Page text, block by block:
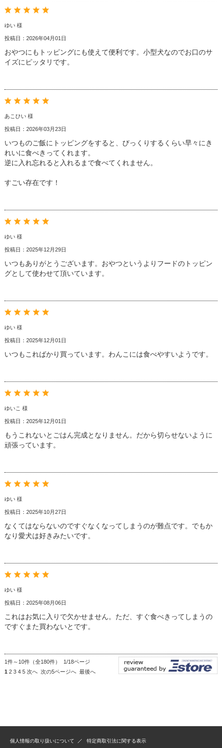
ゆい 様
投稿日：2026年04月01日
おやつにもトッピングにも使えて便利です。小型犬なのでお口のサ
イズにピッタリです。
あこひい 様
投稿日：2026年03月23日
いつものご飯にトッピングをすると、びっくりするくらい早々にき
れいに食べきってくれます。
逆に入れ忘れると入れるまで食べてくれません。
すごい存在です！
ゆい 様
投稿日：2025年12月29日
いつもありがとうございます。おやつというよりフードのトッピン
グとして使わせて頂いています。
ゆい 様
投稿日：2025年12月01日
いつもこればかり買っています。わんこには食べやすいようです。
ゆいこ 様
投稿日：2025年12月01日
もうこれないとごはん完成となりません。だから切らせないように
頑張っています。
ゆい 様
投稿日：2025年10月27日
なくてはならないのですぐなくなってしまうのが難点です。でもか
なり愛犬は好きみたいです。
ゆい 様
投稿日：2025年08月06日
これはお気に入りで欠かせません。ただ、すぐ食べきってしまうの
ですぐまた買わないとです。
1件～10件（全180件） 1/18ページ
1 2 3 4 5 次へ 次の5ページへ 最後へ
個人情報の取り扱いについて 特定商取引法に関する表示